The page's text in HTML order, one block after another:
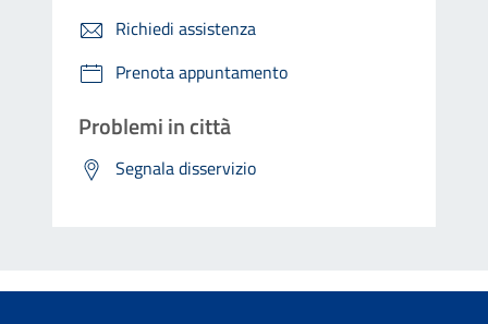
Richiedi assistenza
Prenota appuntamento
Problemi in città
Segnala disservizio